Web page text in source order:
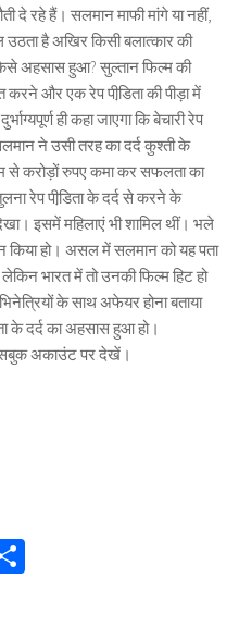
दे रहे हैं। सलमान माफी मांगे या नहीं,
है अखिर किसी बलात्कार की
अहसास हुआ? सुल्तान फिल्म की
और एक रेप पीडि़ता की पीड़ा में
ही कहा जाएगा कि बेचारी रेप
ने उसी तरह का दर्द कुश्ती के
से करोड़ों रुपए कमा कर सफलता का
रेप पीडि़ता के दर्द से करने के
इसमें महिलाएं भी शामिल थीं। भले
हो। असल में सलमान को यह पता
भारत में तो उनकी फिल्म हिट हो
के साथ अफेयर होना बताया
के दर्द का अहसास हुआ हो।
अकाउंट पर देखें।